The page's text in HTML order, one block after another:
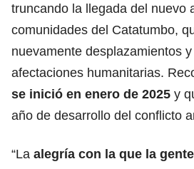
truncando la llegada del nuevo
comunidades del Catatumbo,
nuevamente desplazamientos
afectaciones humanitarias.
se inició en enero de 2025 y
año de desarrollo del conflicto
“La alegría con la que la